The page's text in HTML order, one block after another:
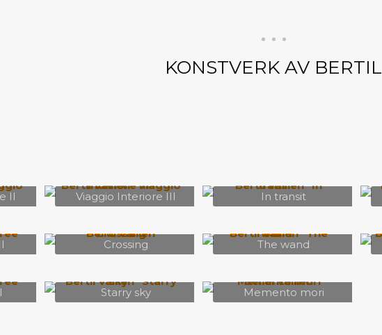
KONSTVERK AV BERTIL
II Viaggio Interiore III In transit
Crossing The wand
Starry sky Memento mori